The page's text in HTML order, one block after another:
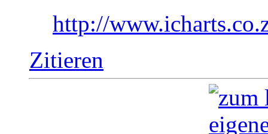
http://
Zitieren